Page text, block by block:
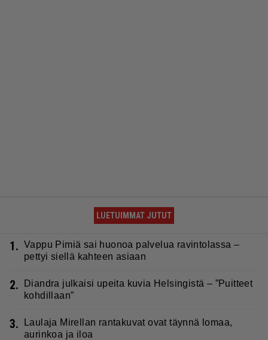
LUETUIMMAT JUTUT
1. Vappu Pimiä sai huonoa palvelua ravintolassa –
pettyi siellä kahteen asiaan
2.
Diandra julkaisi upeita kuvia Helsingistä – ”Puitteet
kohdillaan”
3.
Laulaja Mirellan rantakuvat ovat täynnä lomaa,
aurinkoa ja iloa